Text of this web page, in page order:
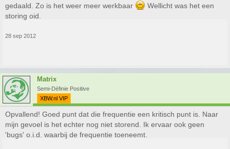
gedaald. Zo is het weer meer werkbaar
Wellicht was het een
storing oid.
28 sep 2012
Matrix
Semi-Définie Positive
XBW.nl VIP
Opvallend! Goed punt dat die frequentie een kritisch punt is. Naar
mijn gevoel is het echter nog niet storend. Ik ervaar ook geen
'bugs' o.i.d. waarbij de frequentie toeneemt.